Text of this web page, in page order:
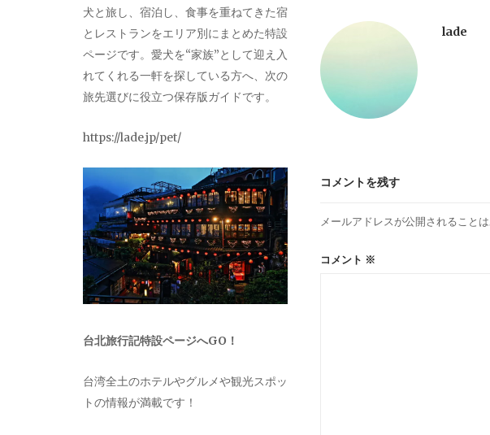
ゲ
ー
シ
ン
lade
コメントを残す
メールアドレスが公開されることは
コメント ※
犬と旅し、宿泊し、食事を重ねてきた宿
とレストランをエリア別にまとめた特設
ページです。愛犬を“家族”として迎え入
れてくれる一軒を探している方へ、次の
旅先選びに役立つ保存版ガイドです。
https://lade.jp/pet/
台北旅行記特設ページへGO！
台湾全土のホテルやグルメや観光スポッ
トの情報が満載です！